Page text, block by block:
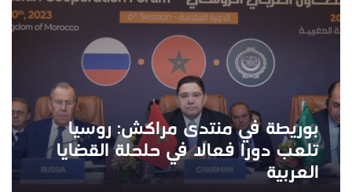
بوريطة في منتدى مراكش: روسيا
تلعب دورا فعالا في حلحلة القضايا
العربية